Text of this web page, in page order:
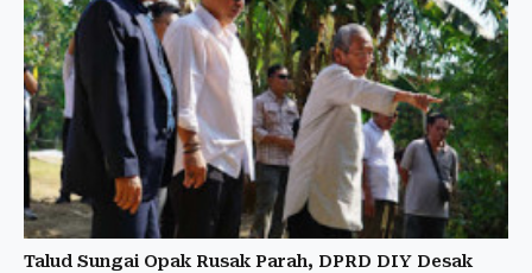
Talud Sungai Opak Rusak Parah, DPRD DIY Desak